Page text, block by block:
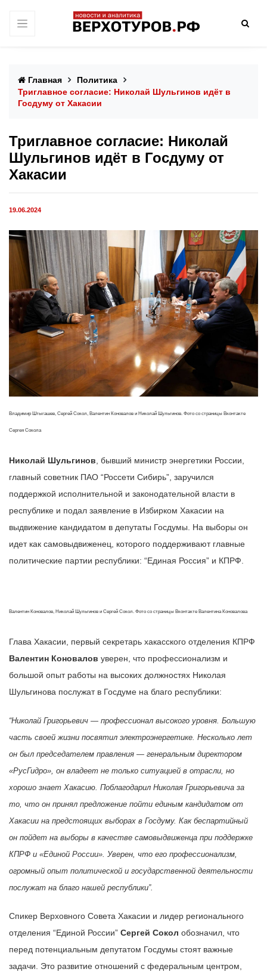
Главная
Политика
Триглавное согласие: Николай Шульгинов идёт в
Госдуму от Хакасии
Триглавное согласие: Николай
Шульгинов идёт в Госдуму от
Хакасии
19.06.2024
Владимир Штыгашев, Сергей Сокол, Валентин Коновалов и Николай Шульгинов. Фото со страницы Вконтакте
Сергея Сокола
Николай Шульгинов , бывший министр энергетики России,
главный советник ПАО “Россети Сибирь”, заручился
поддержкой исполнительной и законодательной власти в
республике и подал заявление в Избирком Хакасии на
выдвижение кандидатом в депутаты Госдумы. На выборы он
идет как самовыдвиженец, которого поддерживают главные
политические партии республики: “Единая Россия” и КПРФ.
Валентин Коновалов, Николай Шульгинов и Сергей Сокол. Фото со страницы Вконтакте Валентина Коновалова
Глава Хакасии, первый секретарь хакасского отделения КПРФ
Валентин Коновалов уверен, что профессионализм и
большой опыт работы на высоких должностях Николая
Шульгинова послужат в Госдуме на благо республики:
“Николай Григорьевич — профессионал высокого уровня. Большую
часть своей жизни посвятил электроэнергетике. Несколько лет
он был председателем правления — генеральным директором
«РусГидро», он владеет не только ситуацией в отрасли, но
хорошо знает Хакасию. Поблагодарил Николая Григорьевича за
то, что он принял предложение пойти единым кандидатом от
Хакасии на предстоящих выборах в Госдуму. Как беспартийный
он пойдет на выборы в качестве самовыдвиженца при поддержке
КПРФ и «Единой России». Уверен, что его профессионализм,
огромный опыт политической и государственной деятельности
послужат на благо нашей республики”.
Спикер Верховного Совета Хакасии и лидер регионального
отделения “Единой России” Сергей Сокол обозначил, что
перед потенциальным депутатом Госдумы стоят важные
задачи. Это развитие отношений с федеральным центром,